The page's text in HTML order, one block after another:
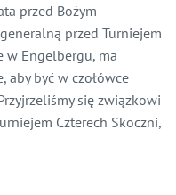
przed Bożym
przed Turniejem
w Engelbergu, ma
aby być w czołówce
się związkowi
Czterech Skoczni,